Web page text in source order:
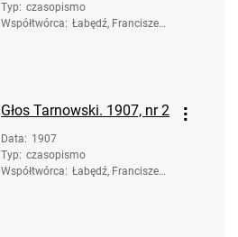
Typ: czasopismo
Współtwórca: Łabędź, Franciszek.
Głos Tarnowski. 1907, nr 2
Data: 1907
Typ: czasopismo
Współtwórca: Łabędź, Franciszek.